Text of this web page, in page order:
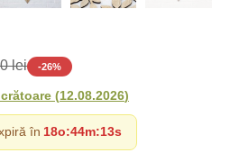
lei -26%
(12.08.2026)
în 18o:44m:12s